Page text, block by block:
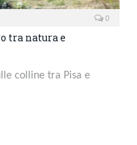
0
tra natura e
colline tra Pisa e